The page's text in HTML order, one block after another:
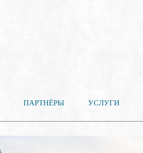
ПАРТНЁРЫ УСЛУГИ